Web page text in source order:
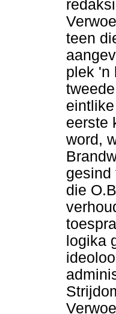
teen
plek 'n
eerste
word,
gesind
die
logika